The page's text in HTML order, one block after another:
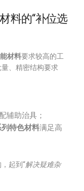
料的“补位选
材料要求较高的工
、精密结构要求
辅助治具；
特色材料满足高
起到“解决疑难杂